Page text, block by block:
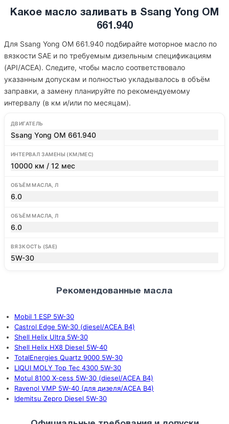
Какое масло заливать в Ssang Yong OM
661.940
Для Ssang Yong OM 661.940 подбирайте моторное масло по
вязкости SAE и по требуемым дизельным спецификациям
(API/ACEA). Следите, чтобы масло соответствовало
указанным допускам и полностью укладывалось в объём
заправки, а замену планируйте по рекомендуемому
интервалу (в км и/или по месяцам).
ДВИГАТЕЛЬ
Ssang Yong OM 661.940
ИНТЕРВАЛ ЗАМЕНЫ (КМ/МЕС)
10000 км / 12 мес
ОБЪЁМ МАСЛА, Л
6.0
ОБЪЁМ МАСЛА, Л
6.0
ВЯЗКОСТЬ (SAE)
5W-30
Рекомендованные масла
Mobil 1 ESP 5W-30
Castrol Edge 5W-30 (diesel/ACEA B4)
Shell Helix Ultra 5W-30
Shell Helix HX8 Diesel 5W-40
TotalEnergies Quartz 9000 5W-30
LIQUI MOLY Top Tec 4300 5W-30
Motul 8100 X-cess 5W-30 (diesel/ACEA B4)
Ravenol VMP 5W-40 (для дизеля/ACEA B4)
Idemitsu Zepro Diesel 5W-30